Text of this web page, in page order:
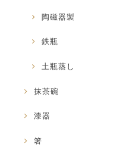
陶磁器製
鉄瓶
土瓶蒸し
抹茶碗
漆器
箸